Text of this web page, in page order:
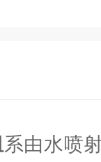
系由水喷